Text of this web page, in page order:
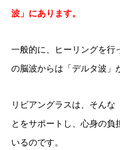
波」にあります。
一般的に、ヒーリングを行
の脳波からは「デルタ波」
リビアングラスは、そんな
とをサポートし、心身の負
いるのです。